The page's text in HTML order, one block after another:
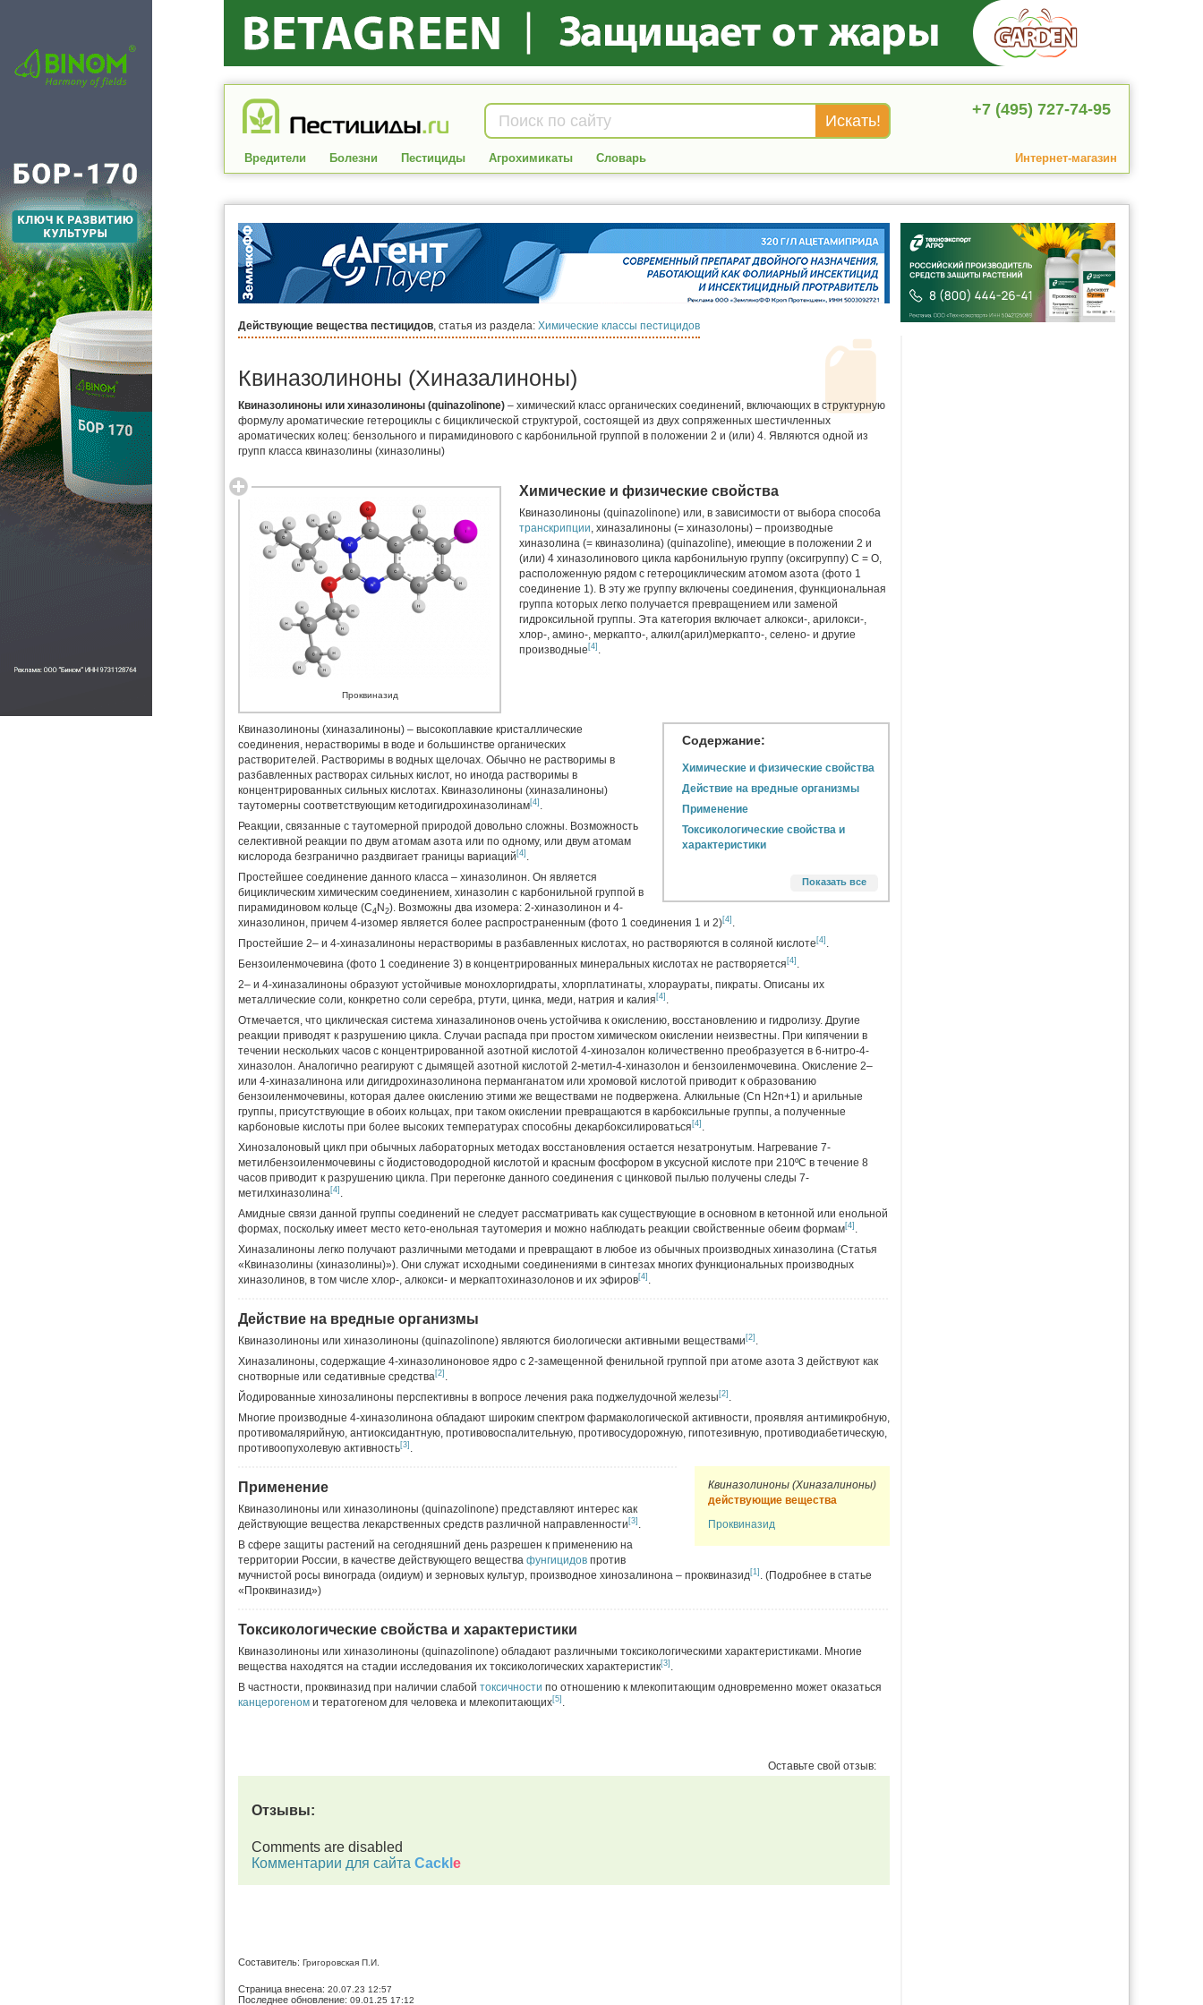
+7 (495) 727-74-95
Вредители Болезни Пестициды Агрохимикаты Словарь Интернет-магазин
Действующие вещества пестицидов, статья из раздела: Химические классы пестицидов
Квиназолиноны (Хиназалиноны)
Квиназолиноны или хиназолиноны (quinazolinone) – химический класс органических соединений, включающих в структурную
формулу ароматические гетероциклы с бициклической структурой, состоящей из двух сопряженных шестичленных
ароматических колец: бензольного и пирамидинового с карбонильной группой в положении 2 и (или) 4. Являются одной из
групп класса квиназолины (хиназолины)
Проквиназид
Химические и физические свойства
Квиназолиноны (quinazolinone) или, в зависимости от выбора способа
транскрипции, хиназалиноны (= хиназолоны) – производные
хиназолина (= квиназолина) (quinazoline), имеющие в положении 2 и
(или) 4 хиназолинового цикла карбонильную группу (оксигруппу) С = О,
расположенную рядом с гетероциклическим атомом азота (фото 1
соединение 1). В эту же группу включены соединения, функциональная
группа которых легко получается превращением или заменой
гидроксильной группы. Эта категория включает алкокси-, арилокси-,
хлор-, амино-, меркапто-, алкил(арил)меркапто-, селено- и другие
производные [4] .
Показать все
Содержание:
Химические и физические свойства
Действие на вредные организмы
Применение
Токсикологические свойства и
характеристики
Квиназолиноны (хиназалиноны) – высокоплавкие кристаллические
соединения, нерастворимы в воде и большинстве органических
растворителей. Растворимы в водных щелочах. Обычно не растворимы в
разбавленных растворах сильных кислот, но иногда растворимы в
концентрированных сильных кислотах. Квиназолиноны (хиназалиноны)
таутомерны соответствующим кетодигидрохиназолинам[4] .
Реакции, связанные с таутомерной природой довольно сложны. Возможность
селективной реакции по двум атомам азота или по одному, или двум атомам
кислорода безгранично раздвигает границы вариаций [4] .
Простейшее соединение данного класса – хиназолинон. Он является
бициклическим химическим соединением, хиназолин с карбонильной группой в
пирамидиновом кольце (C4 N 2). Возможны два изомера: 2-хиназолинон и 4-
хиназолинон, причем 4-изомер является более распространенным (фото 1 соединения 1 и 2)[4] .
Простейшие 2– и 4-хиназалиноны нерастворимы в разбавленных кислотах, но растворяются в соляной кислоте [4] .
Бензоиленмочевина (фото 1 соединение 3) в концентрированных минеральных кислотах не растворяется [4] .
2– и 4-хиназалиноны образуют устойчивые монохлоргидраты, хлорплатинаты, хлораураты, пикраты. Описаны их
металлические соли, конкретно соли серебра, ртути, цинка, меди, натрия и калия [4] .
Отмечается, что циклическая система хиназалинонов очень устойчива к окислению, восстановлению и гидролизу. Другие
реакции приводят к разрушению цикла. Случаи распада при простом химическом окислении неизвестны. При кипячении в
течении нескольких часов с концентрированной азотной кислотой 4-хинозалон количественно преобразуется в 6-нитро-4-
хиназолон. Аналогично реагируют с дымящей азотной кислотой 2-метил-4-хиназолон и бензоиленмочевина. Окисление 2–
или 4-хиназалинона или дигидрохиназолинона перманганатом или хромовой кислотой приводит к образованию
бензоиленмочевины, которая далее окислению этими же веществами не подвержена. Алкильные (Cn H2n+1) и арильные
группы, присутствующие в обоих кольцах, при таком окислении превращаются в карбоксильные группы, а полученные
карбоновые кислоты при более высоких температурах способны декарбоксилироваться [4] .
Хинозалоновый цикл при обычных лабораторных методах восстановления остается незатронутым. Нагревание 7-
метилбензоиленмочевины с йодистоводородной кислотой и красным фосфором в уксусной кислоте при 210ºС в течение 8
часов приводит к разрушению цикла. При перегонке данного соединения с цинковой пылью получены следы 7-
метилхиназолина[4] .
Амидные связи данной группы соединений не следует рассматривать как существующие в основном в кетонной или енольной
формах, поскольку имеет место кето-енольная таутомерия и можно наблюдать реакции свойственные обеим формам[4] .
Хиназалиноны легко получают различными методами и превращают в любое из обычных производных хиназолина (Статья
«Квиназолины (хиназолины)»). Они служат исходными соединениями в синтезах многих функциональных производных
хиназолинов, в том числе хлор-, алкокси- и меркаптохиназолонов и их эфиров[4] .
Действие на вредные организмы
Квиназолиноны или хиназолиноны (quinazolinone) являются биологически активными веществами [2] .
Хиназалиноны, содержащие 4-хиназолиноновое ядро с 2-замещенной фенильной группой при атоме азота 3 действуют как
снотворные или седативные средства[2] .
Йодированные хинозалиноны перспективны в вопросе лечения рака поджелудочной железы [2] .
Многие производные 4-хиназолинона обладают широким спектром фармакологической активности, проявляя антимикробную,
противомалярийную, антиоксидантную, противовоспалительную, противосудорожную, гипотезивную, противодиабетическую,
противоопухолевую активность[3] .
Квиназолиноны (Хиназалиноны)
действующие вещества
Проквиназид
Применение
Квиназолиноны или хиназолиноны (quinazolinone) представляют интерес как
действующие вещества лекарственных средств различной направленности [3] .
В сфере защиты растений на сегодняшний день разрешен к применению на
территории России, в качестве действующего вещества фунгицидов против
мучнистой росы винограда (оидиум) и зерновых культур, производное хинозалинона – проквиназид[1] . (Подробнее в статье
«Проквиназид»)
Токсикологические свойства и характеристики
Квиназолиноны или хиназолиноны (quinazolinone) обладают различными токсикологическими характеристиками. Многие
вещества находятся на стадии исследования их токсикологических характеристик[3] .
В частности, проквиназид при наличии слабой токсичности по отношению к млекопитающим одновременно может оказаться
канцерогеном и тератогеном для человека и млекопитающих[5] .
Оставьте свой отзыв:
Отзывы:
Comments are disabled
Комментарии для сайта Cackl e
Составитель: Григоровская П.И.
Страница внесена: 20.07.23 12:57
Последнее обновление: 09.01.25 17:12